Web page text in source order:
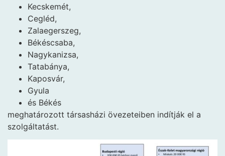
Kecskemét,
Cegléd,
Zalaegerszeg,
Békéscsaba,
Nagykanizsa,
Tatabánya,
Kaposvár,
Gyula
és Békés
meghatározott társasházi övezeteiben indítják el a
szolgáltatást.